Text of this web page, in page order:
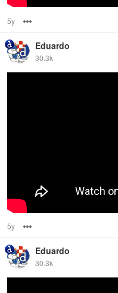
5y
Eduardo
30.3k
5y
Eduardo
30.3k